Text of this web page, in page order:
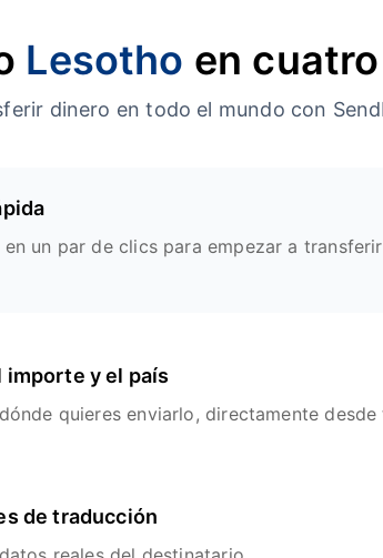
Lesotho en
dinero en todo el mundo con
en un par de clics para empezar a
importe y el país
quieres enviarlo, directamente
de traducción